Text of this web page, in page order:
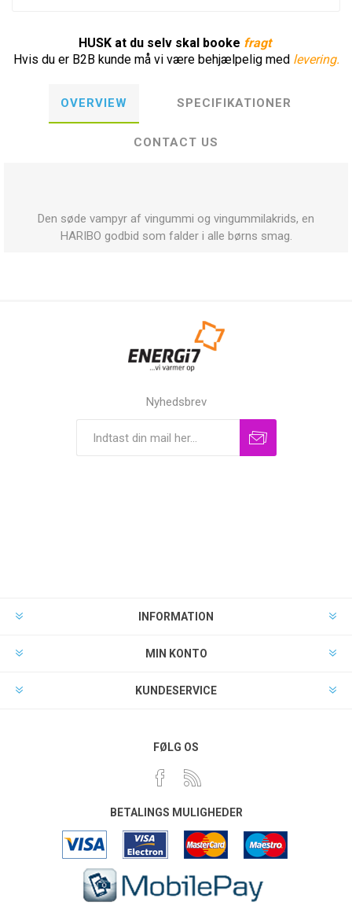
HUSK at du selv skal booke fragt
Hvis du er B2B kunde må vi være behjælpelig med levering.
OVERVIEW SPECIFIKATIONER
CONTACT US
Den søde vampyr af vingummi og vingummilakrids, en
HARIBO godbid som falder i alle børns smag.
Nyhedsbrev
INFORMATION
MIN KONTO
KUNDESERVICE
FØLG OS
BETALINGS MULIGHEDER